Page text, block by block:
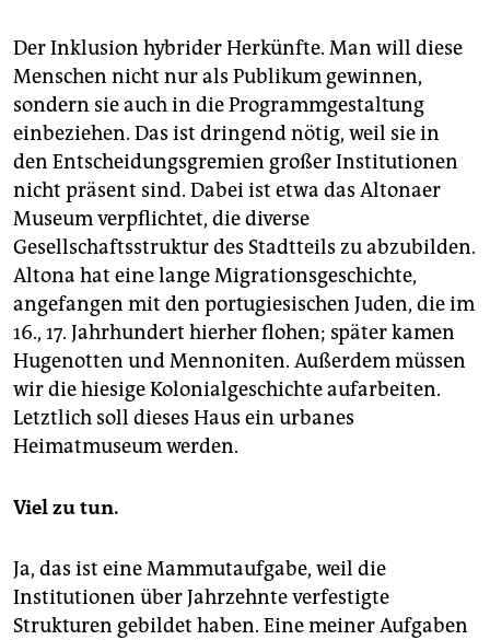
Der Inklusion hybrider Herkünfte. Man will diese
Menschen nicht nur als Publikum gewinnen,
sondern sie auch in die Programmgestaltung
einbeziehen. Das ist dringend nötig, weil sie in
den Entscheidungsgremien großer Institutionen
nicht präsent sind. Dabei ist etwa das Altonaer
Museum verpflichtet, die diverse
Gesellschaftsstruktur des Stadtteils zu abzubilden.
Altona hat eine lange Migrationsgeschichte,
angefangen mit den portugiesischen Juden, die im
16., 17. Jahrhundert hierher flohen; später kamen
Hugenotten und Mennoniten. Außerdem müssen
wir die hiesige Kolonialgeschichte aufarbeiten.
Letztlich soll dieses Haus ein urbanes
Heimatmuseum werden.
Viel zu tun.
Ja, das ist eine Mammutaufgabe, weil die
Institutionen über Jahrzehnte verfestigte
Strukturen gebildet haben. Eine meiner Aufgaben